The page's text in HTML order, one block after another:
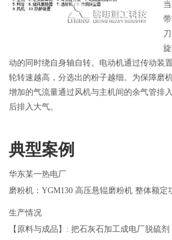
动的同时绕自身轴自转。电动机通过传动装
轮转速越高，分选出的粉子越细。为保障磨
增加的气流量通过风机与主机间的余气管排
后排入大气。
典型案例
华东某一热电厂
磨粉机：YGM130 高压悬辊磨粉机 整体额定
生产情况
【原料与成品】: 把石灰石加工成电厂脱硫剂